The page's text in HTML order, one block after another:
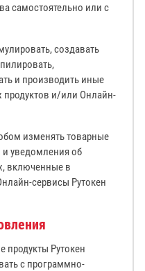
самостоятельно или с
создавать
и производить иные
и/или Онлайн-
изменять товарные
уведомления об
включенные в
сервисы Рутокен
продукты Рутокен
с программно-